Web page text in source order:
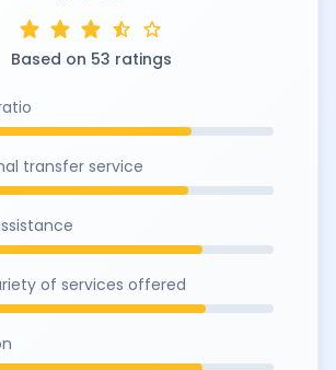
star star star star_half star
Based on 53 ratings
transfer service
of services offered